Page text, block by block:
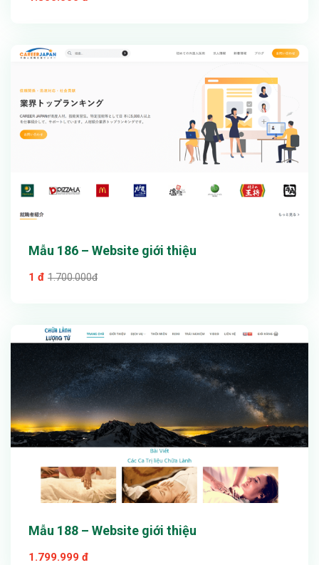
Mẫu 186 – Website giới thiệu
1 đ 1.700.000đ
Chi tiết
Mẫu 188 – Website giới thiệu
1.799.999 đ